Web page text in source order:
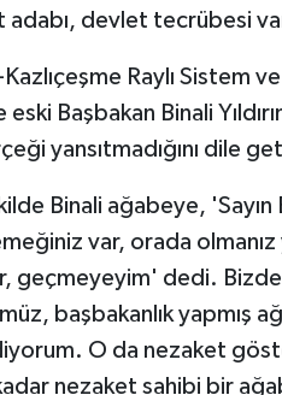
adabı, devlet tecrübesi
Raylı Sistem
eski Başbakan Binali
yansıtmadığını dile
Binali ağabeye, 'Sayın
var, orada
geçmeyeyim' dedi.
başbakanlık yapmış
O da nezaket
nezaket sahibi bir